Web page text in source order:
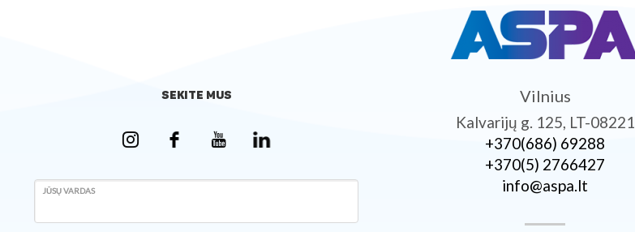
SEKITE MUS
JŪSŲ VARDAS
Vilnius
Kalvarijų g. 125, LT-08221
+370­(686) 69288
+370­(5) 2766427
info@aspa.lt